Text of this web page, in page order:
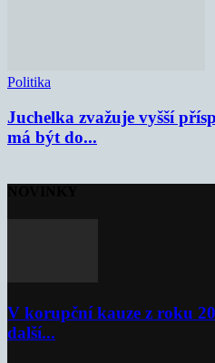
Politika
Juchelka zvažuje vyšší
má být do...
V korupční kauze z roku
další...